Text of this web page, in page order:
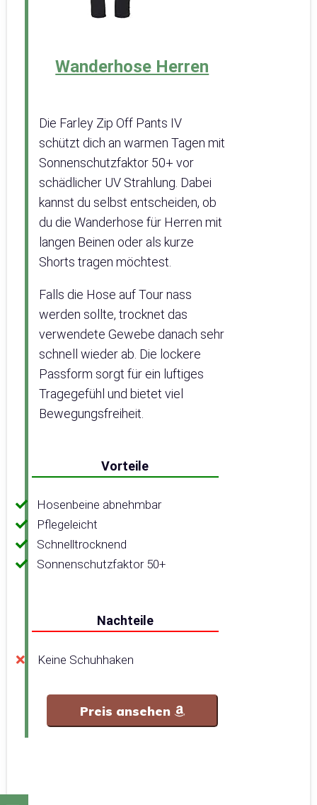
Wanderhose Herren
Die Farley Zip Off Pants IV
schützt dich an warmen Tagen mit
Sonnenschutzfaktor 50+ vor
schädlicher UV Strahlung. Dabei
kannst du selbst entscheiden, ob
du die Wanderhose für Herren mit
langen Beinen oder als kurze
Shorts tragen möchtest.
Falls die Hose auf Tour nass
werden sollte, trocknet das
verwendete Gewebe danach sehr
schnell wieder ab. Die lockere
Passform sorgt für ein luftiges
Tragegefühl und bietet viel
Bewegungsfreiheit.
Vorteile
Hosenbeine abnehmbar
Pflegeleicht
Schnelltrocknend
Sonnenschutzfaktor 50+
Nachteile
Keine Schuhhaken
Preis ansehen